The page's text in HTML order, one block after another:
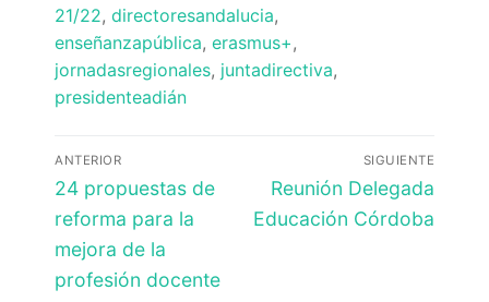
21/22, directoresandalucia,
enseñanzapública, erasmus+,
jornadasregionales, juntadirectiva,
presidenteadián
Navegación
de
entradas
ANTERIOR
Entrada
anterior:
24 propuestas de
reforma para la
mejora de la
profesión docente
SIGUIENTE
Entrada
siguiente:
Reunión Delegada
Educación Córdoba